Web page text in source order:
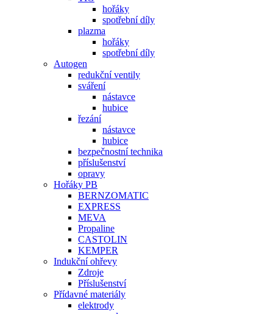
hořáky
spotřební díly
plazma
hořáky
spotřební díly
Autogen
redukční ventily
sváření
nástavce
hubice
řezání
nástavce
hubice
bezpečnostní technika
příslušenství
opravy
Hořáky PB
BERNZOMATIC
EXPRESS
MEVA
Propaline
CASTOLIN
KEMPER
Indukční ohřevy
Zdroje
Příslušenství
Přídavné materiály
elektrody